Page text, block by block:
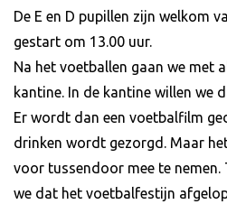
De E en D pupillen zijn welkom
gestart om 13.00 uur.
Na het voetballen gaan we met
kantine. In de kantine willen we
Er wordt dan een voetbalfilm
drinken wordt gezorgd. Maar
voor tussendoor mee te nemen.
we dat het voetbalfestijn